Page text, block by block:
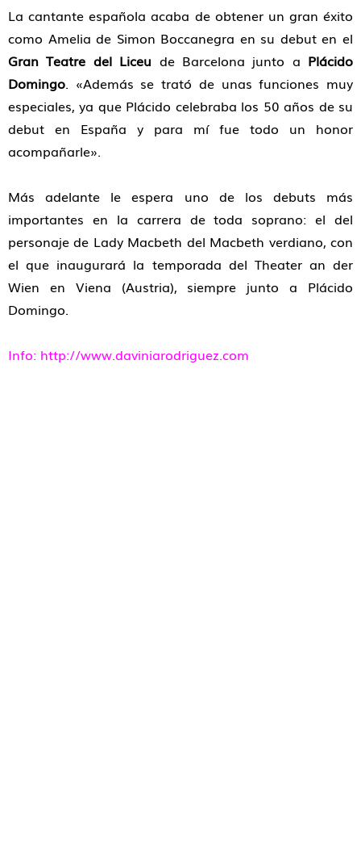
La cantante española acaba de obtener un gran éxito
como Amelia de Simon Boccanegra en su debut en el
Gran Teatre del Liceu de Barcelona junto a Plácido
Domingo. «Además se trató de unas funciones muy
especiales, ya que Plácido celebraba los 50 años de su
debut en España y para mí fue todo un honor
acompañarle».
Más adelante le espera uno de los debuts más
importantes en la carrera de toda soprano: el del
personaje de Lady Macbeth del Macbeth verdiano, con
el que inaugurará la temporada del Theater an der
Wien en Viena (Austria), siempre junto a Plácido
Domingo.
Info: http://www.daviniarodriguez.com